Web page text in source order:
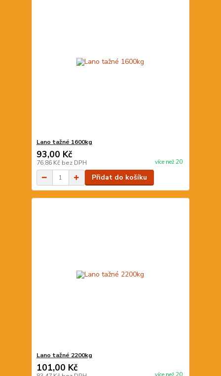
Lano tažné 1600kg
93,00 Kč
76,86 Kč bez DPH více než 20
Přidat do košíku
Lano tažné 2200kg
101,00 Kč